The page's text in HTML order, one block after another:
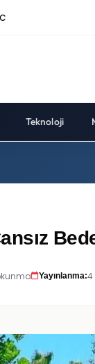
Teknoloji
Yayınlanma:4